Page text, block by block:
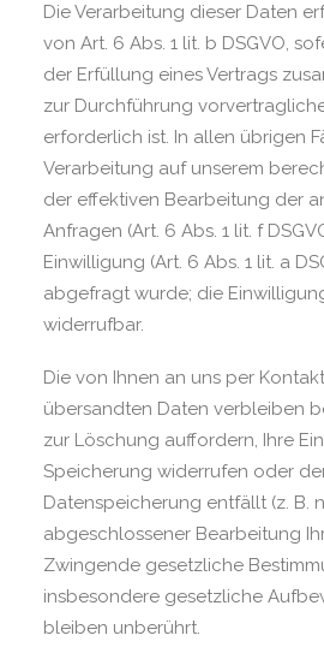
Die Verarbeitung dieser Daten
von Art. 6 Abs. 1 lit. b DSGVO,
der Erfüllung eines Vertrags
zur Durchführung
erforderlich ist. In allen übrigen
Verarbeitung auf unserem
der effektiven Bearbeitung der
Anfragen (Art. 6 Abs. 1 lit. f
Einwilligung (Art. 6 Abs. 1 lit. a
abgefragt wurde; die
widerrufbar.
Die von Ihnen an uns per
übersandten Daten verbleiben
zur Löschung auffordern, Ihre
Speicherung widerrufen oder
Datenspeicherung entfällt (z. B.
abgeschlossener Bearbeitung
Zwingende gesetzliche
insbesondere gesetzliche
bleiben unberührt.